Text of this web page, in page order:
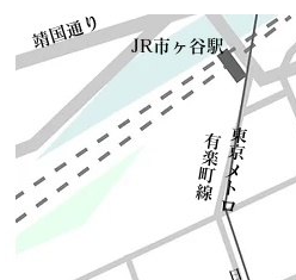
​
日
​JR市ヶ谷駅
​靖国通り
東京メトロ
​有楽町線